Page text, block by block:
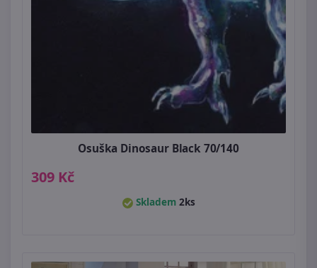
Osuška Dinosaur Black 70/140
309 Kč
Skladem 2ks